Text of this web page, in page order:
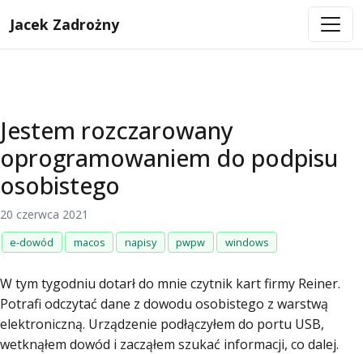
Jacek Zadrożny
Jestem rozczarowany
oprogramowaniem do podpisu
osobistego
20 czerwca 2021
e-dowód macos napisy pwpw windows
W tym tygodniu dotarł do mnie czytnik kart firmy Reiner.
Potrafi odczytać dane z dowodu osobistego z warstwą
elektroniczną. Urządzenie podłączyłem do portu USB,
wetknąłem dowód i zacząłem szukać informacji, co dalej.